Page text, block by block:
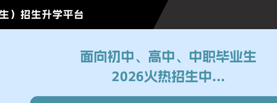
）招生升学平台
面向初中、高中、中职毕业生
2026火热招生中...